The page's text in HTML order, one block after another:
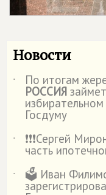
Новости
˙ По итогам
РОССИЯ
Госдуму
˙
❗️❗️❗️Сергей
часть
˙
🗳️ Иван